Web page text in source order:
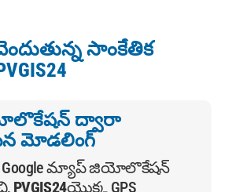
సాంకేతిక
ద్వారా
మోడలింగ్
మ్యాప్ జియోలొకేషన్
PVGIS24యొక్క GPS